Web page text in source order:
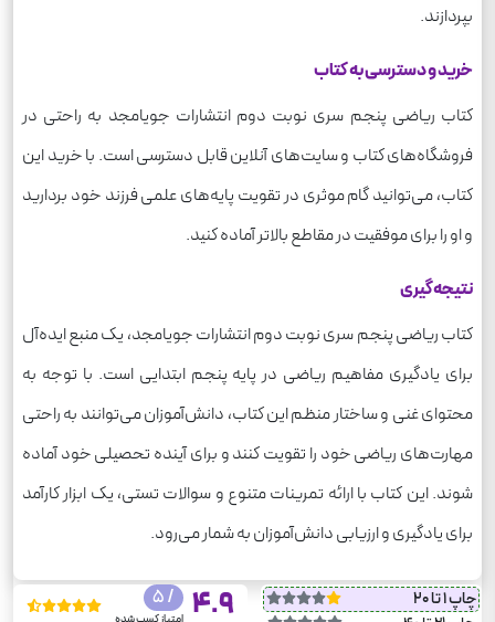
بپردازند.
خرید و دسترسی به کتاب
کتاب ریاضی پنجم سری نوبت دوم انتشارات جویامجد به راحتی در
فروشگاه‌های کتاب و سایت‌های آنلاین قابل دسترسی است. با خرید این
کتاب، می‌توانید گام موثری در تقویت پایه‌های علمی فرزند خود بردارید
و او را برای موفقیت در مقاطع بالاتر آماده کنید.
نتیجه‌گیری
کتاب ریاضی پنجم سری نوبت دوم انتشارات جویامجد، یک منبع ایده‌آل
برای یادگیری مفاهیم ریاضی در پایه پنجم ابتدایی است. با توجه به
محتوای غنی و ساختار منظم این کتاب، دانش‌آموزان می‌توانند به راحتی
مهارت‌های ریاضی خود را تقویت کنند و برای آینده تحصیلی خود آماده
شوند. این کتاب با ارائه تمرینات متنوع و سوالات تستی، یک ابزار کارآمد
برای یادگیری و ارزیابی دانش‌آموزان به شمار می‌رود.
چاپ 1 تا 20
4.9
/ 5